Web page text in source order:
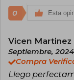
0 Esta
Vicen Martinez
Septiembre, 2024
Compra
Llego